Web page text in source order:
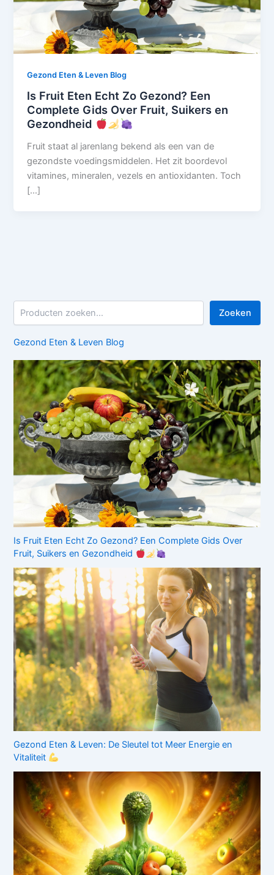
Gezond Eten & Leven Blog
Is Fruit Eten Echt Zo Gezond? Een
Complete Gids Over Fruit, Suikers en
Gezondheid
Fruit staat al jarenlang bekend als een van de
gezondste voedingsmiddelen. Het zit boordevol
vitamines, mineralen, vezels en antioxidanten. Toch
[…]
Z
k
n
Zoeken
Gezond Eten & Leven Blog
Is Fruit Eten Echt Zo Gezond? Een Complete Gids Over
Fruit, Suikers en Gezondheid
Gezond Eten & Leven: De Sleutel tot Meer Energie en
Vitaliteit